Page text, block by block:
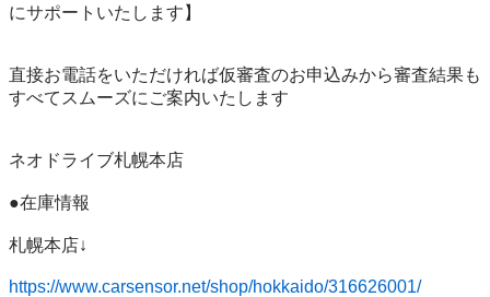
にサポートいたします】
直接お電話をいただければ仮審査のお申込みから審査結果も
すべてスムーズにご案内いたします
ネオドライブ札幌本店
●在庫情報
札幌本店↓
https://www.carsensor.net/shop/hokkaido/316626001/